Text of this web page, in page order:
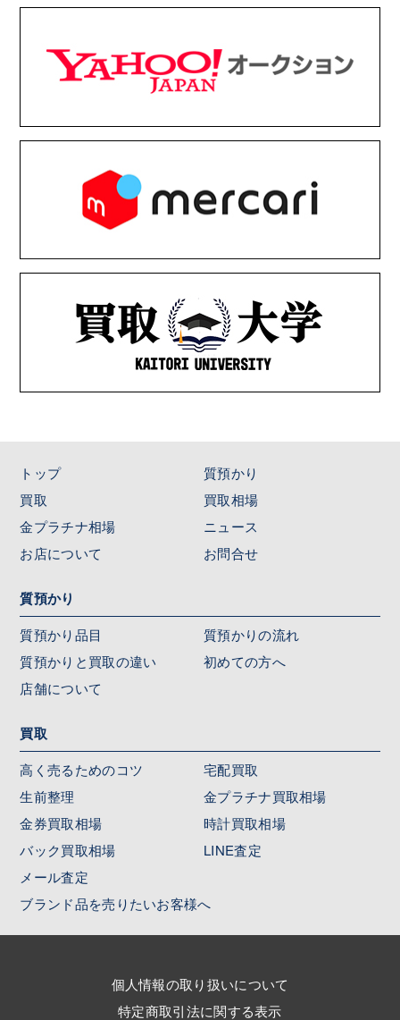
トップ
質預かり
買取
買取相場
金プラチナ相場
ニュース
お店について
お問合せ
質預かり
質預かり品目
質預かりの流れ
質預かりと買取の違い
初めての方へ
店舗について
買取
高く売るためのコツ
宅配買取
生前整理
金プラチナ買取相場
金券買取相場
時計買取相場
バック買取相場
LINE査定
メール査定
ブランド品を売りたいお客様へ
個人情報の取り扱いについて
特定商取引法に関する表示